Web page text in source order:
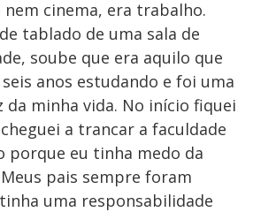
nem cinema, era trabalho.
tablado de uma sala de
soube que era aquilo que
anos estudando e foi uma
minha vida. No início fiquei
a trancar a faculdade
porque eu tinha medo da
pais sempre foram
uma responsabilidade